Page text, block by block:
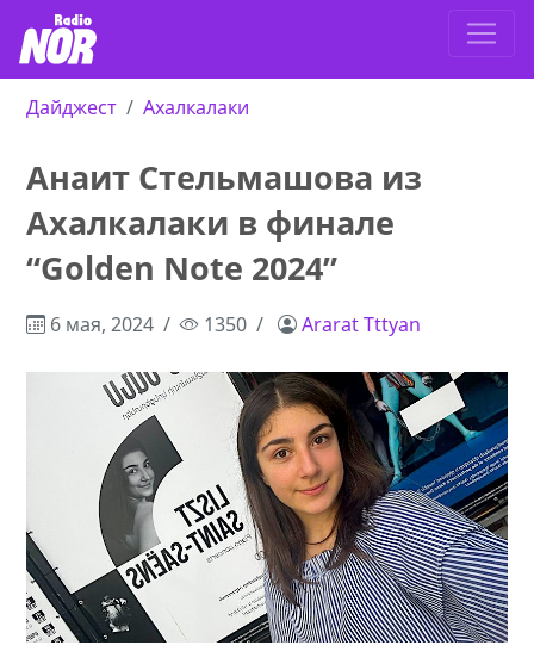
Дайджест Ахалкалаки
Анаит Стельмашова из
Ахалкалаки в финале
“Golden Note 2024”
6 мая, 2024 1350 Ararat Tttyan